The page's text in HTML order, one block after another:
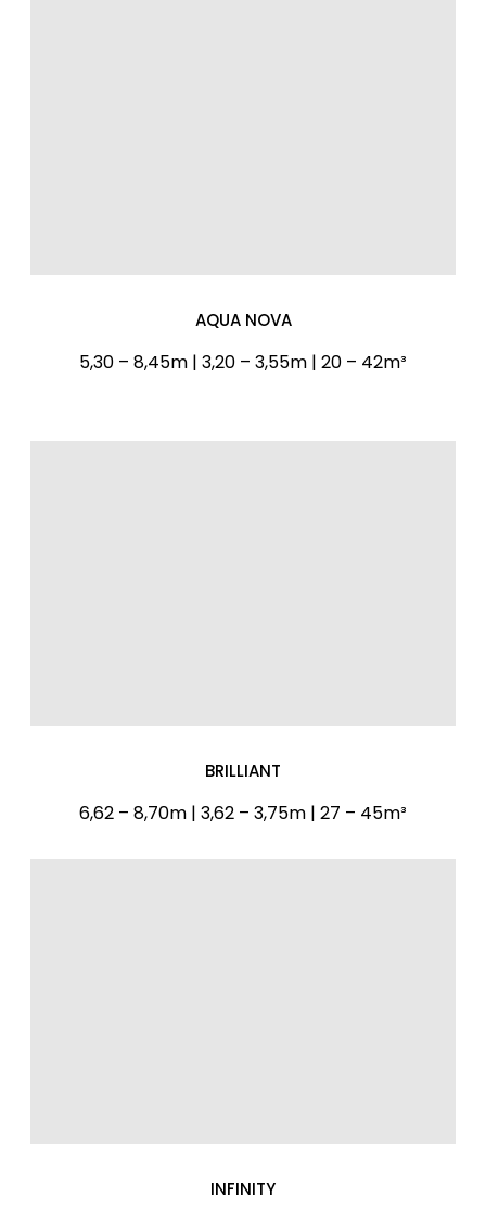
AQUA NOVA
5,30 – 8,45m | 3,20 – 3,55m | 20 – 42m³
BRILLIANT
6,62 – 8,70m | 3,62 – 3,75m | 27 – 45m³
INFINITY